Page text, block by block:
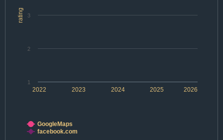
rating
2022 2024 2026
2023 2025
1
2
3
GoogleMaps
facebook.com